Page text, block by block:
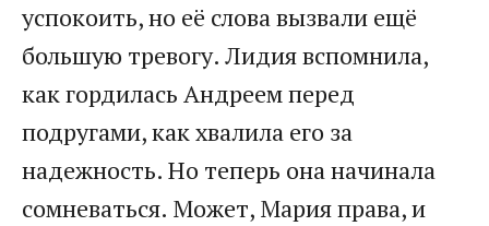
успокоить, но её слова вызвали ещё
большую тревогу. Лидия вспомнила,
как гордилась Андреем перед
подругами, как хвалила его за
надежность. Но теперь она начинала
сомневаться. Может, Мария права, и